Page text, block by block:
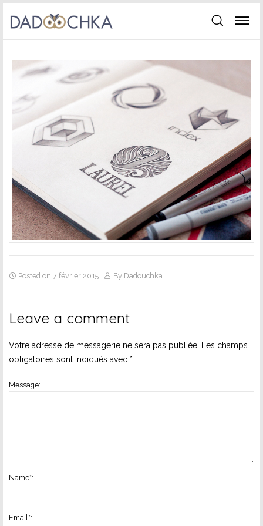
Posted on 7 février 2015 By Dadouchka
Leave a comment
Votre adresse de messagerie ne sera pas publiée.
Les champs
obligatoires sont indiqués avec *
Message:
Name*:
Email*: